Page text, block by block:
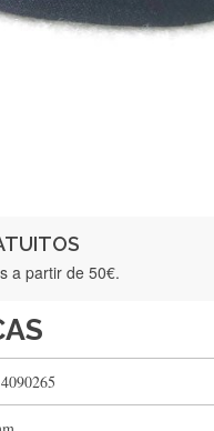
a partir de 50€.